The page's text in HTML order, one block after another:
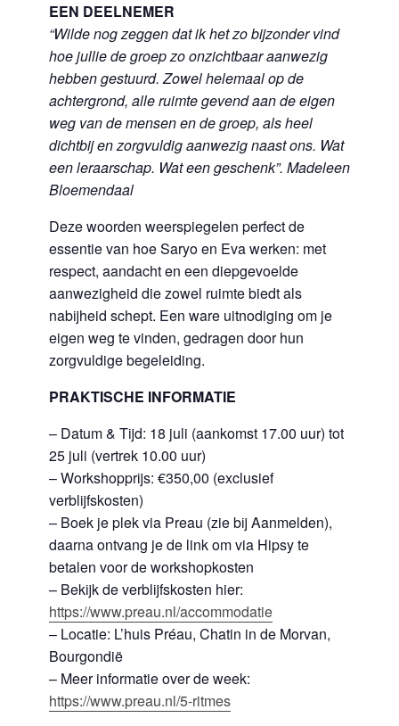
EEN DEELNEMER
“Wilde nog zeggen dat ik het zo bijzonder vind
hoe jullie de groep zo onzichtbaar aanwezig
hebben gestuurd. Zowel helemaal op de
achtergrond, alle ruimte gevend aan de eigen
weg van de mensen en de groep, als heel
dichtbij en zorgvuldig aanwezig naast ons. Wat
een leraarschap. Wat een geschenk”. Madeleen
Bloemendaal
Deze woorden weerspiegelen perfect de
essentie van hoe Saryo en Eva werken: met
respect, aandacht en een diepgevoelde
aanwezigheid die zowel ruimte biedt als
nabijheid schept. Een ware uitnodiging om je
eigen weg te vinden, gedragen door hun
zorgvuldige begeleiding.
PRAKTISCHE INFORMATIE
– Datum & Tijd: 18 juli (aankomst 17.00 uur) tot
25 juli (vertrek 10.00 uur)
– Workshopprijs: €350,00 (exclusief
verblijfskosten)
– Boek je plek via Preau (zie bij Aanmelden),
daarna ontvang je de link om via Hipsy te
betalen voor de workshopkosten
– Bekijk de verblijfskosten hier:
https://www.preau.nl/accommodatie
– Locatie: L’huis Préau, Chatin in de Morvan,
Bourgondië
– Meer informatie over de week:
https://www.preau.nl/5-ritmes